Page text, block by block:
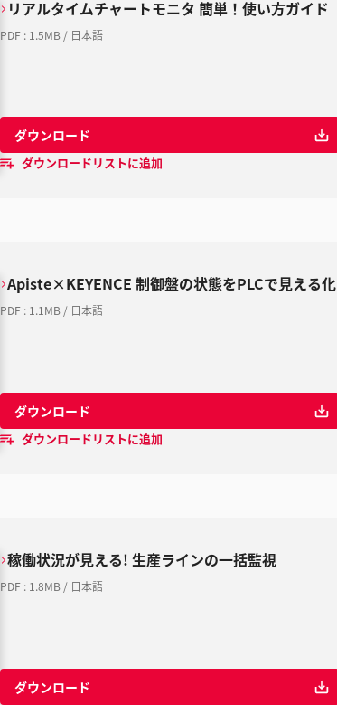
リアルタイムチャートモニタ 簡単！使い方ガイド
PDF : 1.5MB / 日本語
ダウンロード
ダウンロードリストに追加
Apiste×KEYENCE 制御盤の状態をPLCで見える化
PDF : 1.1MB / 日本語
ダウンロード
ダウンロードリストに追加
稼働状況が見える! 生産ラインの一括監視
PDF : 1.8MB / 日本語
ダウンロード